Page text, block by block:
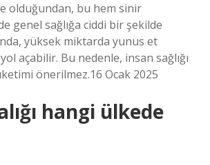
olduğundan, bu hem sinir
genel sağlığa ciddi bir şekilde
yüksek miktarda yunus et
açabilir. Bu nedenle, insan sağlığı
önerilmez.16 Ocak 2025
hangi ülkede